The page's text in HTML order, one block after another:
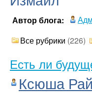
Автор блога:
Все рубрики (226)
Есть ли
Ксюша